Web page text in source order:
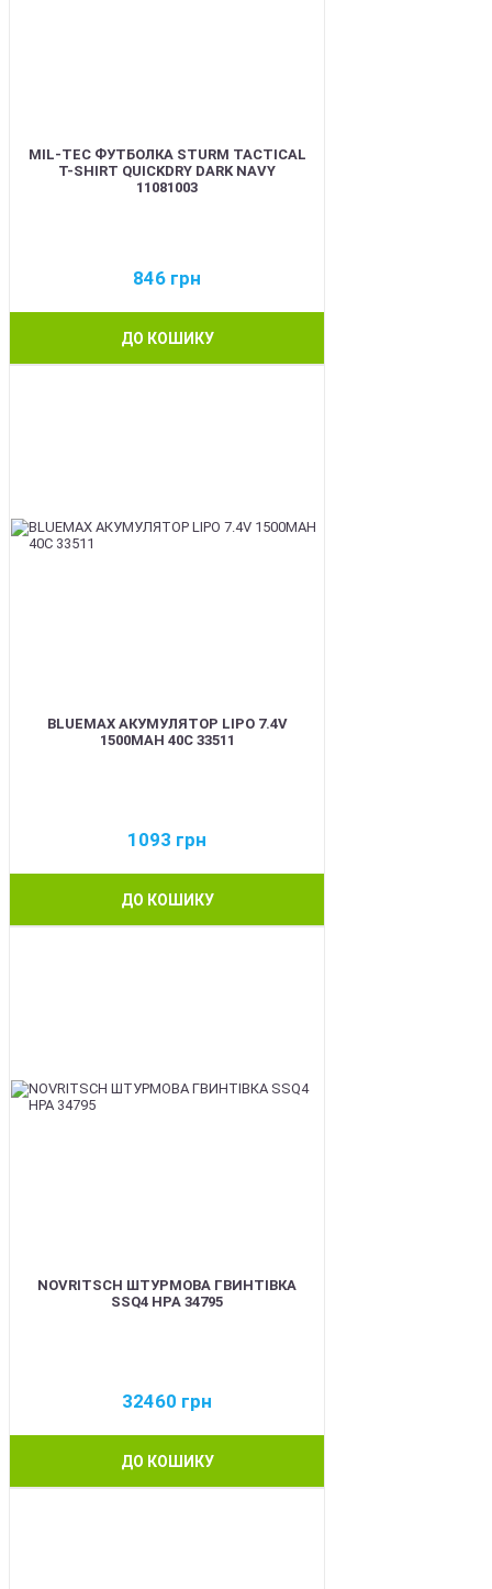
MIL-TEC ФУТБОЛКА STURM TACTICAL
T-SHIRT QUICKDRY DARK NAVY
11081003
846 грн
ДО КОШИКУ
BLUEMAX АКУМУЛЯТОР LIPO 7.4V
1500MAH 40C 33511
1093 грн
ДО КОШИКУ
NOVRITSCH ШТУРМОВА ГВИНТІВКА
SSQ4 HPA 34795
32460 грн
ДО КОШИКУ